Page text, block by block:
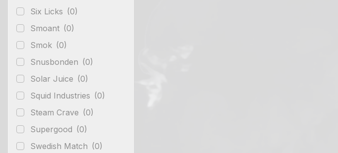
Six Licks (0)
Smoant (0)
Smok (0)
Snusbonden (0)
Solar Juice (0)
Squid Industries (0)
Steam Crave (0)
Supergood (0)
Swedish Match (0)